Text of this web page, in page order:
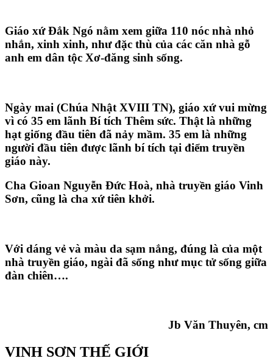
Giáo xứ Đắk Ngó nằm xem giữa 110 nóc nhà nhỏ
nhắn, xinh xinh, như đặc thù của các căn nhà gỗ
anh em dân tộc Xơ-đăng sinh sống.
Ngày mai (Chúa Nhật XVIII TN), giáo xứ vui mừng
vì có 35 em lãnh Bí tích Thêm sức. Thật là những
hạt giống đầu tiên đã nảy mầm. 35 em là những
người đầu tiên được lãnh bí tích tại điểm truyền
giáo này.
Cha Gioan Nguyễn Đức Hoà, nhà truyền giáo Vinh
Sơn, cũng là cha xứ tiên khởi.
Với dáng vẻ và màu da sạm nắng, đúng là của một
nhà truyền giáo, ngài đã sống như mục tử sống giữa
đàn chiên….
Jb Văn Thuyên, cm
VINH SƠN THẾ GIỚI